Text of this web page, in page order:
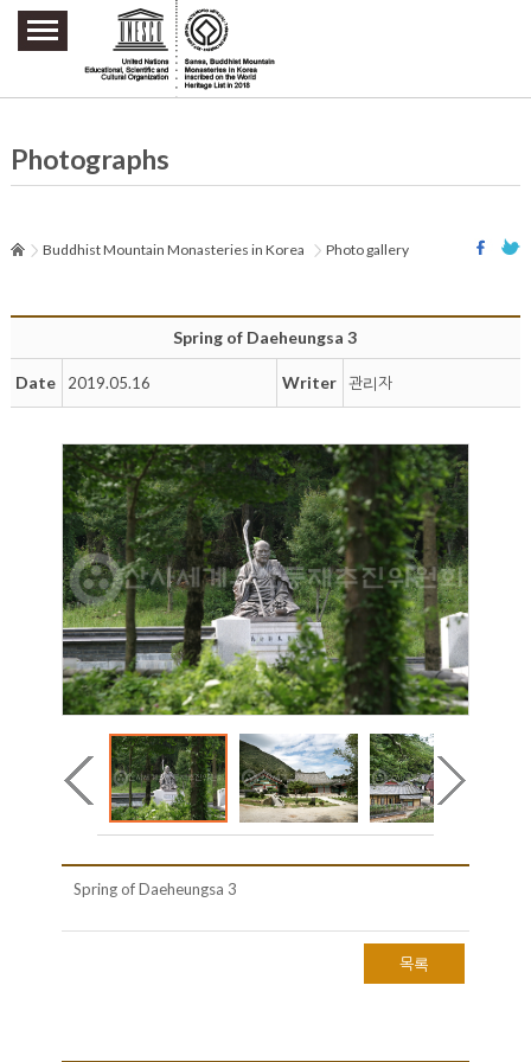
주요메뉴 바로가기
본문 바로가기
하단메뉴 바로가기
Photographs
Buddhist Mountain Monasteries in Korea Photo gallery
Spring of Daeheungsa 3
Date 2019.05.16 Writer 관리자
Spring of Daeheungsa 3
목록